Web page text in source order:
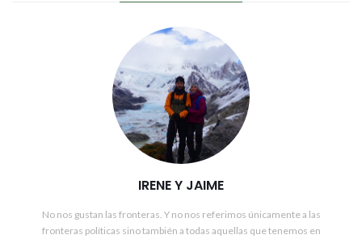
IRENE Y JAIME
No nos gustan las fronteras. Y no nos referimos únicamente a las
fronteras políticas sino también a todas aquellas que tenemos en